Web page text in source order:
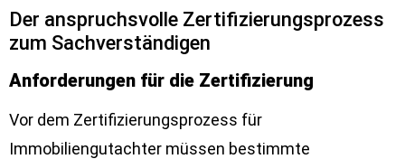
Der anspruchsvolle Zertifizierungsprozess
zum Sachverständigen
Anforderungen für die Zertifizierung
Vor dem Zertifizierungsprozess für
Immobiliengutachter müssen bestimmte